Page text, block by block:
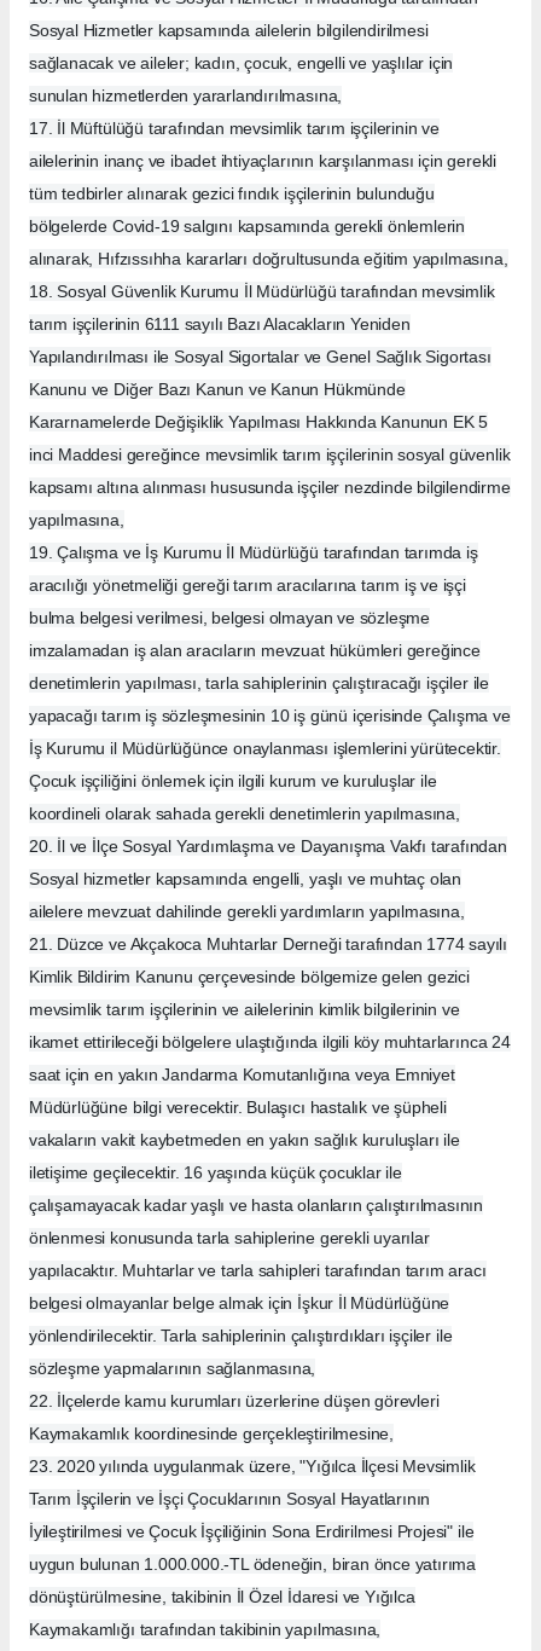
Sosyal Hizmetler kapsamında ailelerin bilgilendirilmesi
sağlanacak ve aileler; kadın, çocuk, engelli ve yaşlılar için
sunulan hizmetlerden yararlandırılmasına,
17. İl Müftülüğü tarafından mevsimlik tarım işçilerinin ve
ailelerinin inanç ve ibadet ihtiyaçlarının karşılanması için gerekli
tüm tedbirler alınarak gezici fındık işçilerinin bulunduğu
bölgelerde Covid-19 salgını kapsamında gerekli önlemlerin
alınarak, Hıfzıssıhha kararları doğrultusunda eğitim yapılmasına,
18. Sosyal Güvenlik Kurumu İl Müdürlüğü tarafından mevsimlik
tarım işçilerinin 6111 sayılı Bazı Alacakların Yeniden
Yapılandırılması ile Sosyal Sigortalar ve Genel Sağlık Sigortası
Kanunu ve Diğer Bazı Kanun ve Kanun Hükmünde
Kararnamelerde Değişiklik Yapılması Hakkında Kanunun EK 5
inci Maddesi gereğince mevsimlik tarım işçilerinin sosyal güvenlik
kapsamı altına alınması hususunda işçiler nezdinde bilgilendirme
yapılmasına,
19. Çalışma ve İş Kurumu İl Müdürlüğü tarafından tarımda iş
aracılığı yönetmeliği gereği tarım aracılarına tarım iş ve işçi
bulma belgesi verilmesi, belgesi olmayan ve sözleşme
imzalamadan iş alan aracıların mevzuat hükümleri gereğince
denetimlerin yapılması, tarla sahiplerinin çalıştıracağı işçiler ile
yapacağı tarım iş sözleşmesinin 10 iş günü içerisinde Çalışma ve
İş Kurumu il Müdürlüğünce onaylanması işlemlerini yürütecektir.
Çocuk işçiliğini önlemek için ilgili kurum ve kuruluşlar ile
koordineli olarak sahada gerekli denetimlerin yapılmasına,
20. İl ve İlçe Sosyal Yardımlaşma ve Dayanışma Vakfı tarafından
Sosyal hizmetler kapsamında engelli, yaşlı ve muhtaç olan
ailelere mevzuat dahilinde gerekli yardımların yapılmasına,
21. Düzce ve Akçakoca Muhtarlar Derneği tarafından 1774 sayılı
Kimlik Bildirim Kanunu çerçevesinde bölgemize gelen gezici
mevsimlik tarım işçilerinin ve ailelerinin kimlik bilgilerinin ve
ikamet ettirileceği bölgelere ulaştığında ilgili köy muhtarlarınca 24
saat için en yakın Jandarma Komutanlığına veya Emniyet
Müdürlüğüne bilgi verecektir. Bulaşıcı hastalık ve şüpheli
vakaların vakit kaybetmeden en yakın sağlık kuruluşları ile
iletişime geçilecektir. 16 yaşında küçük çocuklar ile
çalışamayacak kadar yaşlı ve hasta olanların çalıştırılmasının
önlenmesi konusunda tarla sahiplerine gerekli uyarılar
yapılacaktır. Muhtarlar ve tarla sahipleri tarafından tarım aracı
belgesi olmayanlar belge almak için İşkur İl Müdürlüğüne
yönlendirilecektir. Tarla sahiplerinin çalıştırdıkları işçiler ile
sözleşme yapmalarının sağlanmasına,
22. İlçelerde kamu kurumları üzerlerine düşen görevleri
Kaymakamlık koordinesinde gerçekleştirilmesine,
23. 2020 yılında uygulanmak üzere, "Yığılca İlçesi Mevsimlik
Tarım İşçilerin ve İşçi Çocuklarının Sosyal Hayatlarının
İyileştirilmesi ve Çocuk İşçiliğinin Sona Erdirilmesi Projesi" ile
uygun bulunan 1.000.000.-TL ödeneğin, biran önce yatırıma
dönüştürülmesine, takibinin İl Özel İdaresi ve Yığılca
Kaymakamlığı tarafından takibinin yapılmasına,